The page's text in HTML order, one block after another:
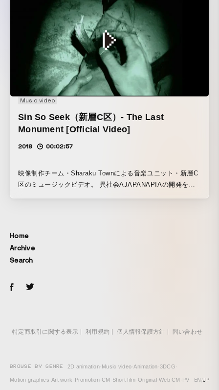
Music video
Sin So Seek（新層C区）- The Last
Monument [Official Video]
2018 00:02:57
映像制作チーム・Sharaku Townによる音楽ユニット・新層C
区のミュージックビデオ。 異社会AJAPANAPIAの開発をコ
Home
Archive
Search
特定商取引に関する表示 利用規約 個人情報保護方針 問い合わせ
BROWSE BY GENRE 2D animation· Music video·Animation·3DCG·
Motion graphics·Art work· Promotion·CM · Short film·Original ·Web CM · PV EN/JP